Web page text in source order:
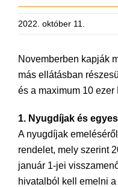
2022. október 11.
Novemberben kapják
más ellátásban
és a maximum 10
1. Nyugdíjak és
A nyugdíjak
rendelet, mely szerint
január 1-jei
hivatalból kell emelni